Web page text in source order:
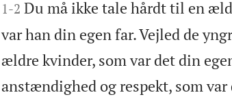


1-2 Du må ikke tale hårdt til en
var han din egen far. Vejled de
ældre kvinder, som var det din
anstændighed og respekt, som